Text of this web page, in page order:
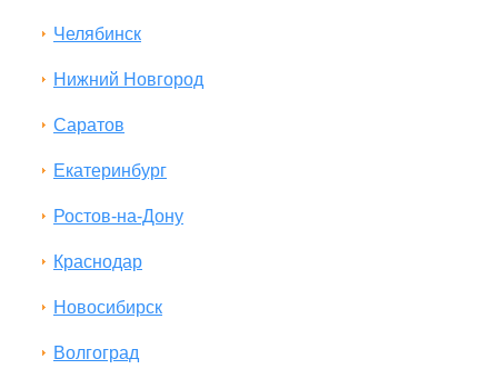
Челябинск
Нижний Новгород
Саратов
Екатеринбург
Ростов-на-Дону
Краснодар
Новосибирск
Волгоград